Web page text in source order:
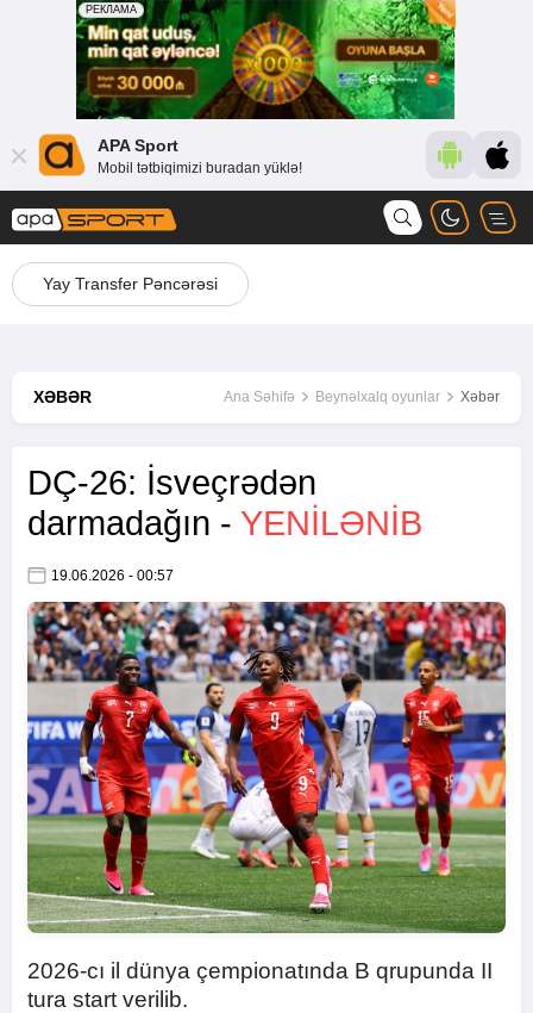
APA Sport
Mobil tətbiqimizi buradan yüklə!
Yay Transfer Pəncərəsi
XƏBƏR Ana Səhifə Beynəlxalq oyunlar Xəbər
DÇ-26: İsveçrədən
darmadağın - YENİLƏNİB
19.06.2026 - 00:57
2026-cı il dünya çempionatında B qrupunda II
tura start verilib.